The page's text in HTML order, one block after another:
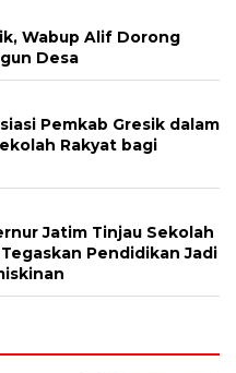
Wabup Alif Dorong
Desa
Pemkab Gresik dalam
Rakyat bagi
Jatim Tinjau Sekolah
Pendidikan Jadi